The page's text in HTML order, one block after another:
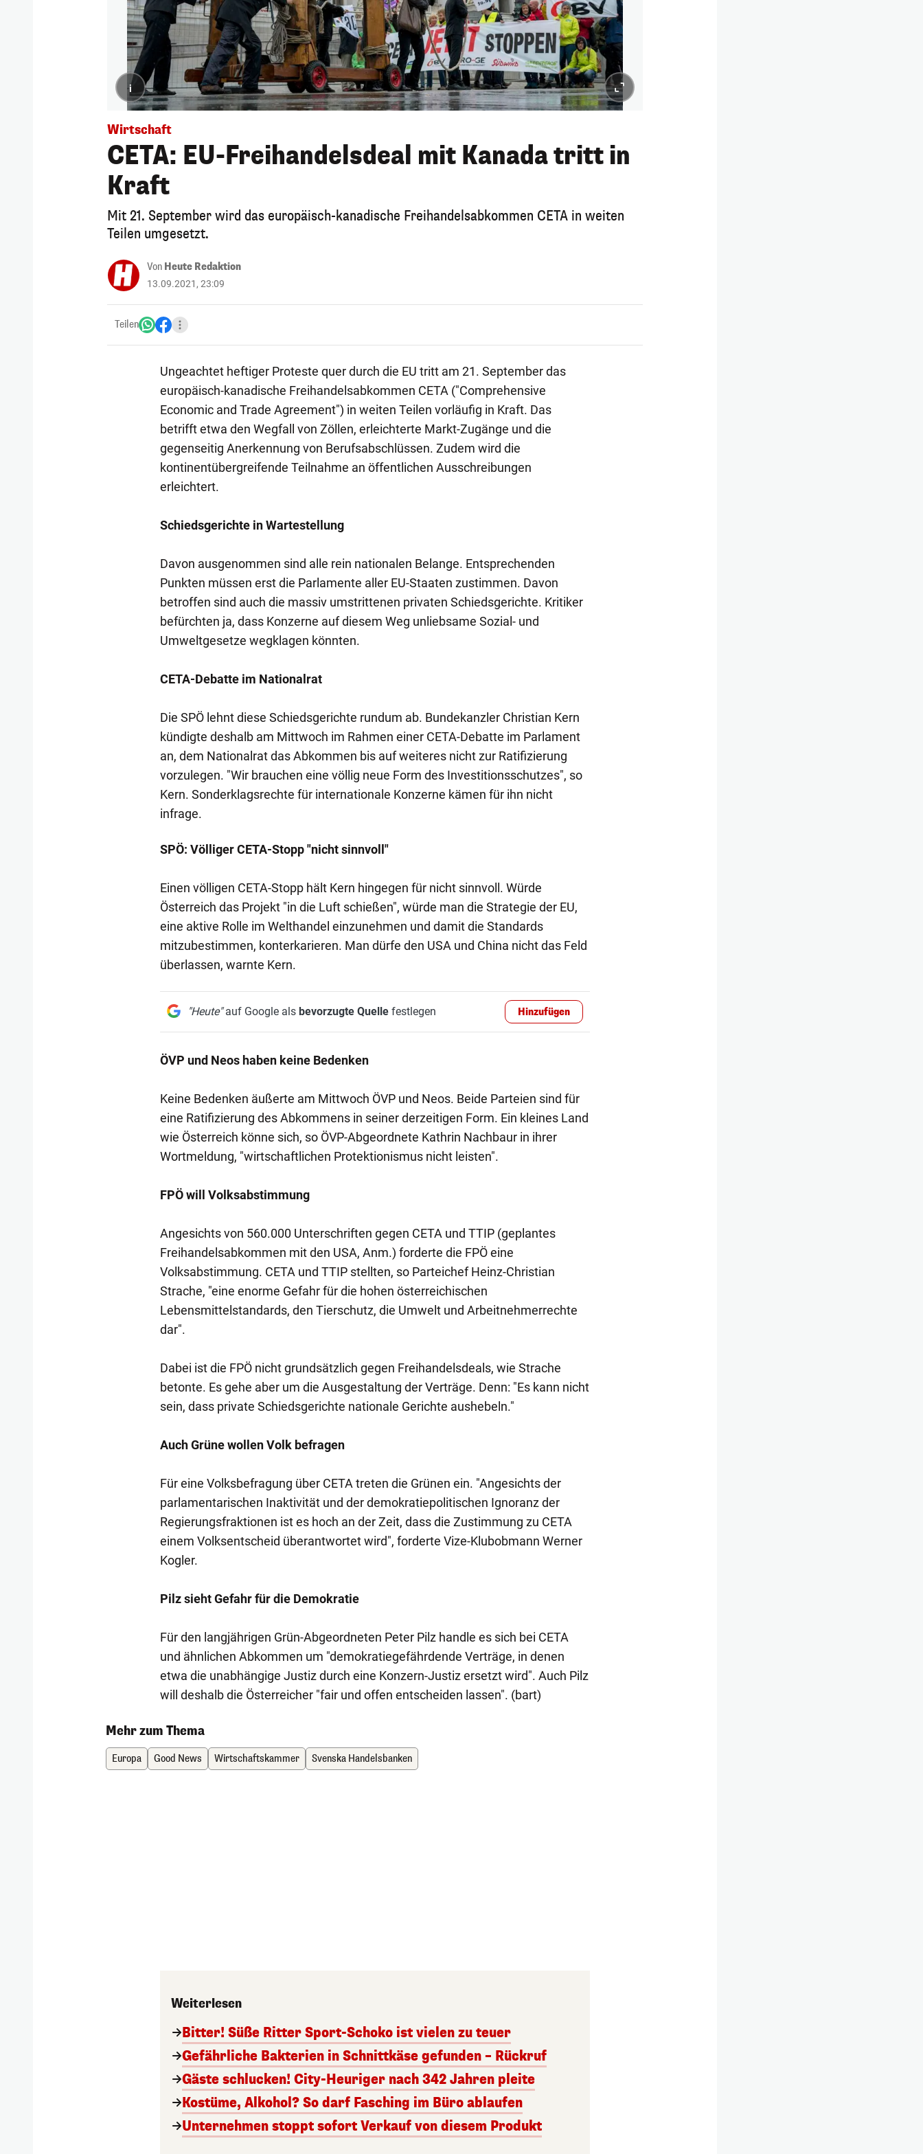
i
Wirtschaft
CETA: EU-Freihandelsdeal mit Kanada tritt in
Kraft
Mit 21. September wird das europäisch-kanadische Freihandelsabkommen CETA in weiten
Teilen umgesetzt.
Von Heute Redaktion
13.09.2021, 23:09
Teilen
Ungeachtet heftiger Proteste quer durch die EU tritt am 21. September das
europäisch-kanadische Freihandelsabkommen CETA ("Comprehensive
Economic and Trade Agreement") in weiten Teilen vorläufig in Kraft. Das
betrifft etwa den Wegfall von Zöllen, erleichterte Markt-Zugänge und die
gegenseitig Anerkennung von Berufsabschlüssen. Zudem wird die
kontinentübergreifende Teilnahme an öffentlichen Ausschreibungen
erleichtert.
Schiedsgerichte in Wartestellung
Davon ausgenommen sind alle rein nationalen Belange. Entsprechenden
Punkten müssen erst die Parlamente aller EU-Staaten zustimmen. Davon
betroffen sind auch die massiv umstrittenen privaten Schiedsgerichte. Kritiker
befürchten ja, dass Konzerne auf diesem Weg unliebsame Sozial- und
Umweltgesetze wegklagen könnten.
CETA-Debatte im Nationalrat
Die SPÖ lehnt diese Schiedsgerichte rundum ab. Bundekanzler Christian Kern
kündigte deshalb am Mittwoch im Rahmen einer CETA-Debatte im Parlament
an, dem Nationalrat das Abkommen bis auf weiteres nicht zur Ratifizierung
vorzulegen. "Wir brauchen eine völlig neue Form des Investitionsschutzes", so
Kern. Sonderklagsrechte für internationale Konzerne kämen für ihn nicht
infrage.
SPÖ: Völliger CETA-Stopp "nicht sinnvoll"
Einen völligen CETA-Stopp hält Kern hingegen für nicht sinnvoll. Würde
Österreich das Projekt "in die Luft schießen", würde man die Strategie der EU,
eine aktive Rolle im Welthandel einzunehmen und damit die Standards
mitzubestimmen, konterkarieren. Man dürfe den USA und China nicht das Feld
überlassen, warnte Kern.
"Heute"auf Google als bevorzugte Quellefestlegen Hinzufügen
ÖVP und Neos haben keine Bedenken
Keine Bedenken äußerte am Mittwoch ÖVP und Neos. Beide Parteien sind für
eine Ratifizierung des Abkommens in seiner derzeitigen Form. Ein kleines Land
wie Österreich könne sich, so ÖVP-Abgeordnete Kathrin Nachbaur in ihrer
Wortmeldung, "wirtschaftlichen Protektionismus nicht leisten".
FPÖ will Volksabstimmung
Angesichts von 560.000 Unterschriften gegen CETA und TTIP (geplantes
Freihandelsabkommen mit den USA, Anm.) forderte die FPÖ eine
Volksabstimmung. CETA und TTIP stellten, so Parteichef Heinz-Christian
Strache, "eine enorme Gefahr für die hohen österreichischen
Lebensmittelstandards, den Tierschutz, die Umwelt und Arbeitnehmerrechte
dar".
Dabei ist die FPÖ nicht grundsätzlich gegen Freihandelsdeals, wie Strache
betonte. Es gehe aber um die Ausgestaltung der Verträge. Denn: "Es kann nicht
sein, dass private Schiedsgerichte nationale Gerichte aushebeln."
Auch Grüne wollen Volk befragen
Für eine Volksbefragung über CETA treten die Grünen ein. "Angesichts der
parlamentarischen Inaktivität und der demokratiepolitischen Ignoranz der
Regierungsfraktionen ist es hoch an der Zeit, dass die Zustimmung zu CETA
einem Volksentscheid überantwortet wird", forderte Vize-Klubobmann Werner
Kogler.
Pilz sieht Gefahr für die Demokratie
Für den langjährigen Grün-Abgeordneten Peter Pilz handle es sich bei CETA
und ähnlichen Abkommen um "demokratiegefährdende Verträge, in denen
etwa die unabhängige Justiz durch eine Konzern-Justiz ersetzt wird". Auch Pilz
will deshalb die Österreicher "fair und offen entscheiden lassen". (bart)
Mehr zum Thema
Europa Good News Wirtschaftskammer Svenska Handelsbanken
Weiterlesen
Bitter! Süße Ritter Sport-Schoko ist vielen zu teuer
Gefährliche Bakterien in Schnittkäse gefunden – Rückruf
Gäste schlucken! City-Heuriger nach 342 Jahren pleite
Kostüme, Alkohol? So darf Fasching im Büro ablaufen
Unternehmen stoppt sofort Verkauf von diesem Produkt